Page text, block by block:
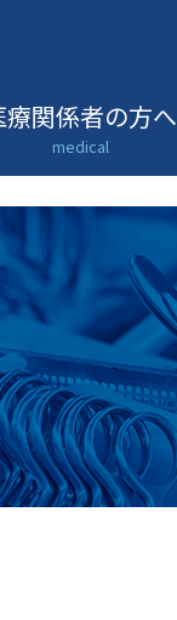
療関係者の方へ
medical